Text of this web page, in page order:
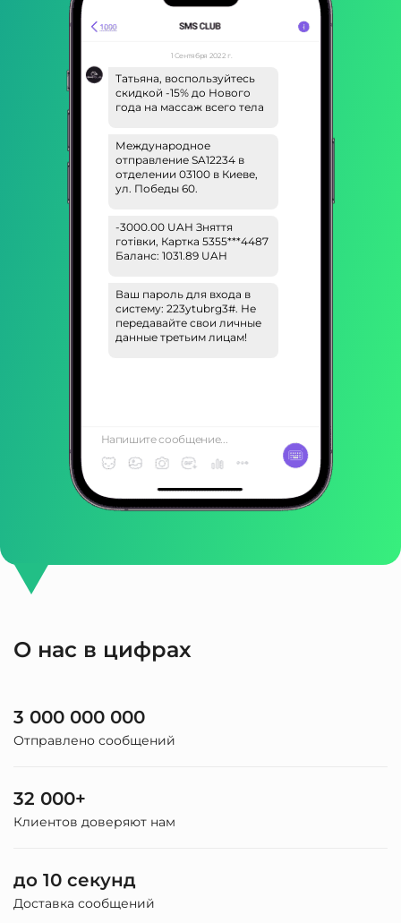
1 Сентября 2022 г.
Татьяна, воспользуйтесь
скидкой -15% до Нового
года на массаж всего тела
Международное
отправление SA12234 в
отделении 03100 в Киеве,
ул. Победы 60.
-3000.00 UAH Зняття
готівки, Картка 5355***4487
Баланс: 1031.89 UAH
Ваш пароль для входа в
систему: 223ytubrg3#. Не
передавайте свои личные
данные третьим лицам!
Напишите сообщение...
О нас в цифрах
3 000 000 000
Отправлено сообщений
32 000+
Клиентов доверяют нам
до 10 секунд
Доставка сообщений